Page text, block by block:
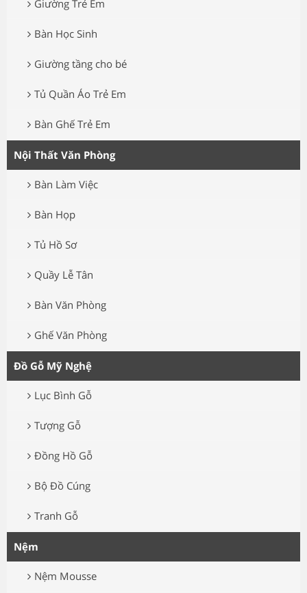
Giường Trẻ Em
Bàn Học Sinh
Giường tầng cho bé
Tủ Quần Áo Trẻ Em
Bàn Ghế Trẻ Em
Nội Thất Văn Phòng
Bàn Làm Việc
Bàn Họp
Tủ Hồ Sơ
Quầy Lễ Tân
Bàn Văn Phòng
Ghế Văn Phòng
Đồ Gỗ Mỹ Nghệ
Lục Bình Gỗ
Tượng Gỗ
Đồng Hồ Gỗ
Bộ Đồ Cúng
Tranh Gỗ
Nệm
Nệm Mousse